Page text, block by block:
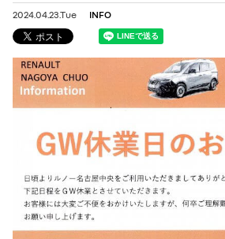
2024.04.23.Tue INFO